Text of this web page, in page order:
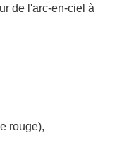
de l'arc-en-ciel à
rouge),